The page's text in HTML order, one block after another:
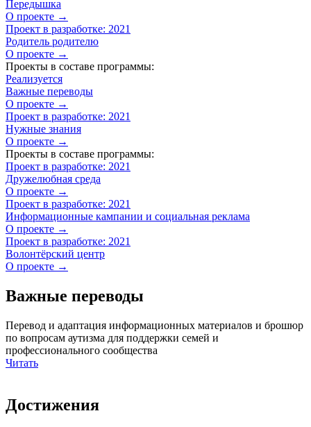
Передышка
О проекте →
Проект в разработке: 2021
Родитель родителю
О проекте →
Проекты в составе программы:
Реализуется
Важные переводы
О проекте →
Проект в разработке: 2021
Нужные знания
О проекте →
Проекты в составе программы:
Проект в разработке: 2021
Дружелюбная среда
О проекте →
Проект в разработке: 2021
Информационные кампании и социальная реклама
О проекте →
Проект в разработке: 2021
Волонтёрский центр
О проекте →
Важные переводы
Перевод и адаптация информационных материалов и брошюр
по вопросам аутизма для поддержки семей и
профессионального сообщества
Читать
Достижения